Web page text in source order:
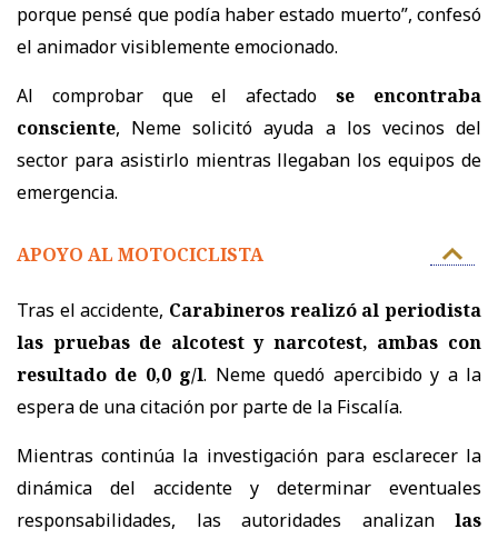
porque pensé que podía haber estado muerto”, confesó
el animador visiblemente emocionado.
Al comprobar que el afectadose encontraba
consciente, Neme solicitó ayuda a los vecinos del
sector para asistirlo mientras llegaban los equipos de
emergencia.
APOYO AL MOTOCICLISTA
Tras el accidente, Carabineros realizó al periodista
las pruebas de alcotest y narcotest, ambas con
resultado de 0,0 g/l. Neme quedó apercibido y a la
espera de una citación por parte de la Fiscalía.
Mientras continúa la investigación para esclarecer la
dinámica del accidente y determinar eventuales
responsabilidades, las autoridades analizan las